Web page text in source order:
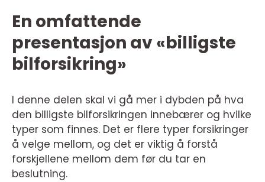
En omfattende
presentasjon av «billigste
bilforsikring»
I denne delen skal vi gå mer i dybden på hva
den billigste bilforsikringen innebærer og hvilke
typer som finnes. Det er flere typer forsikringer
å velge mellom, og det er viktig å forstå
forskjellene mellom dem før du tar en
beslutning.